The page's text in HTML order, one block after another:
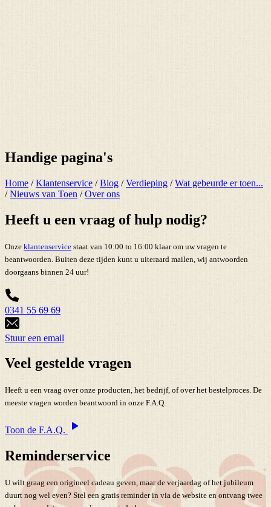
Handige pagina's
Home /Klantenservice /Blog /Verdieping /Wat gebeurde er toen...
/Nieuws van Toen /Over ons
Heeft u een vraag of hulp nodig?
Onze klantenservice staat van 10:00 to 16:00 klaar om uw vragen te
beantwoorden. Buiten deze tijden kunt u uiteraard mailen, wij antwoorden
doorgaans binnen 24 uur!
0341 55 69 69
Stuur een email
Veel gestelde vragen
Heeft u een vraag over onze producten, het bedrijf, of over het bestelproces. De
meeste vragen worden beantwoord in onze F.A.Q.
Toon de F.A.Q.
Reminderservice
U wilt graag een origineel cadeau geven, maar de verjaardag of het jubileum
duurt nog wel even? Stel een gratis reminder in via de website en ontvang twee